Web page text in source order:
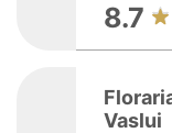
8.7
Vaslui